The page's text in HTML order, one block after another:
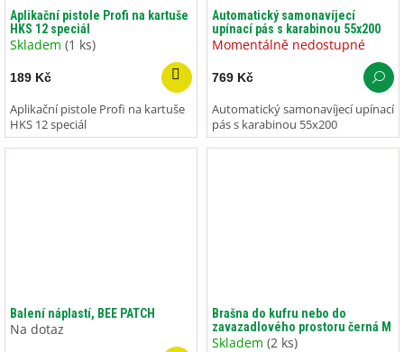
Aplikační pistole Profi na kartuše
HKS 12 speciál
Skladem (1 ks)
189 Kč
Aplikační pistole Profi na kartuše
HKS 12 speciál
Automatický samonavíjecí
upínací pás s karabinou 55x200
Momentálně nedostupné
769 Kč
Automatický samonavíjecí upínací
pás s karabinou 55x200
Balení náplastí, BEE PATCH
Na dotaz
Brašna do kufru nebo do
zavazadlového prostoru černá M
Skladem (2 ks)